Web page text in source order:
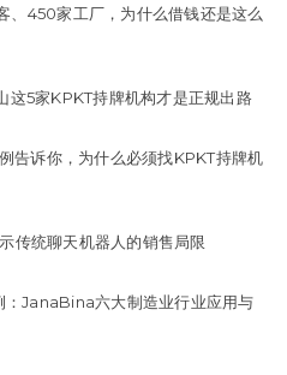
、450家工厂，为什么借钱还是这么
5家KPKT持牌机构才是正规出路
告诉你，为什么必须找KPKT持牌机
传统聊天机器人的销售局限
：JanaBina六大制造业行业应用与